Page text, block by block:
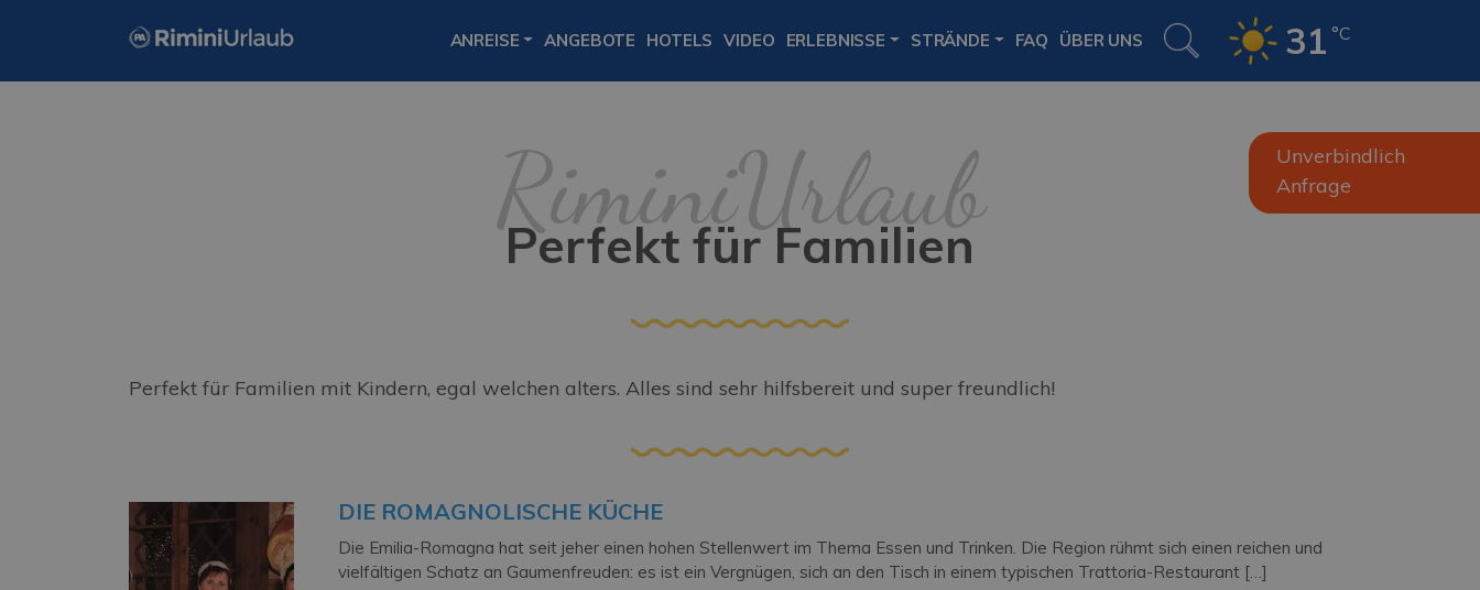
ANREISE ANGEBOTE HOTELS VIDEO ERLEBNISSE STRÄNDE FAQ ÜBER UNS 31 °C
Unverbindlich
Anfrage
Perfekt für Familien
Perfekt für Familien mit Kindern, egal welchen alters. Alles sind sehr hilfsbereit und super freundlich!
DIE ROMAGNOLISCHE KÜCHE
Die Emilia-Romagna hat seit jeher einen hohen Stellenwert im Thema Essen und Trinken. Die Region rühmt sich einen reichen und
vielfältigen Schatz an Gaumenfreuden: es ist ein Vergnügen, sich an den Tisch in einem typischen Trattoria-Restaurant […]